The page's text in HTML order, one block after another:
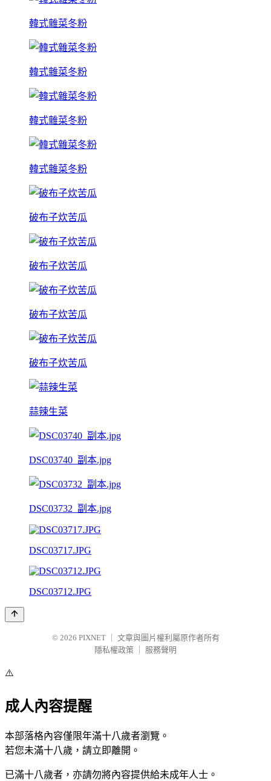
韓式雜菜冬粉
韓式雜菜冬粉
韓式雜菜冬粉
韓式雜菜冬粉
破布子炊苦瓜
破布子炊苦瓜
破布子炊苦瓜
破布子炊苦瓜
蒜辣生菜
DSC03740_副本.jpg
DSC03732_副本.jpg
DSC03717.JPG
DSC03712.JPG
© 2026 PIXNET
文章與圖片權利屬原作者所有
隱私權政策
服務聲明
⚠️
成人內容提醒
本部落格內容僅限年滿十八歲者瀏覽。
若您未滿十八歲，請立即離開。
已滿十八歲者，亦請勿將內容提供給未成年人士。